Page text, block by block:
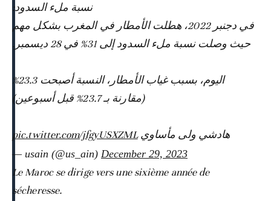
نسبة ملء السدود:
في دجنبر 2022، هطلت الأمطار في المغرب بشكل مهم
حيث وصلت نسبة ملء السدود إلى 31% في 28 ديسمبر.
اليوم، بسبب غياب الأمطار، النسبة أصبحت 23.3%
(مقارنة بـ 23.7% قبل أسبوعين)
هادشي ولى مأساويpic.twitter.com/jfgyUSXZML
— usain (@us_ain) December 29, 2023
Le Maroc se dirige vers une sixième année de
sécheresse.